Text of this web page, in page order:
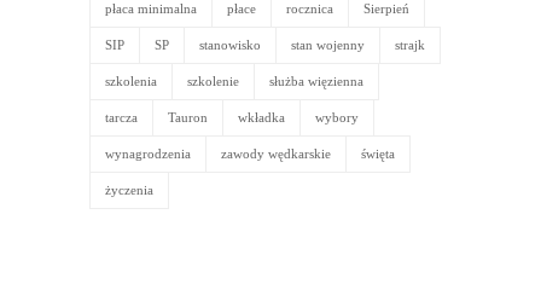
płaca minimalna płace rocznica Sierpień
SIP SP stanowisko stan wojenny strajk
szkolenia szkolenie służba więzienna
tarcza Tauron wkładka wybory
wynagrodzenia zawody wędkarskie święta
życzenia